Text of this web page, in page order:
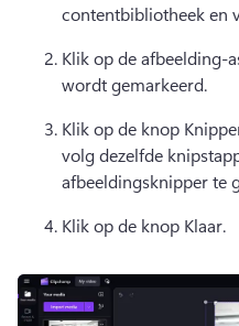
contentbibliotheek en
Klik op de afbeelding-
wordt gemarkeerd.
Klik op de knop
volg dezelfde
afbeeldingsknipper te
Klik op de knop Klaar.